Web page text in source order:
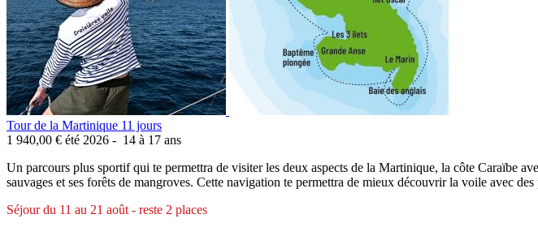
Tour de la Martinique 11 jours
1 940,00 € été 2026 - 14 à 17 ans
Un parcours plus sportif qui te permettra de visiter les deux aspects de la Martinique, la côte Caraïbe
sauvages et ses forêts de mangroves. Cette navigation te permettra de mieux découvrir la voile avec
Séjour du 11 au 21 août - reste 2 places